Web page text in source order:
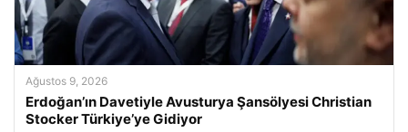
Ağustos 9, 2026
Erdoğan’ın Davetiyle Avusturya Şansölyesi Christian
Stocker Türkiye’ye Gidiyor